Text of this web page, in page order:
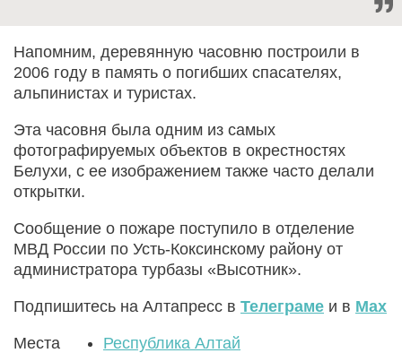
Напомним, деревянную часовню построили в
2006 году в память о погибших спасателях,
альпинистах и туристах.
Эта часовня была одним из самых
фотографируемых объектов в окрестностях
Белухи, с ее изображением также часто делали
открытки.
Сообщение о пожаре поступило в отделение
МВД России по Усть-Коксинскому району от
администратора турбазы «Высотник».
Подпишитесь на Алтапресс в Телеграме и в Max
Места Республика Алтай